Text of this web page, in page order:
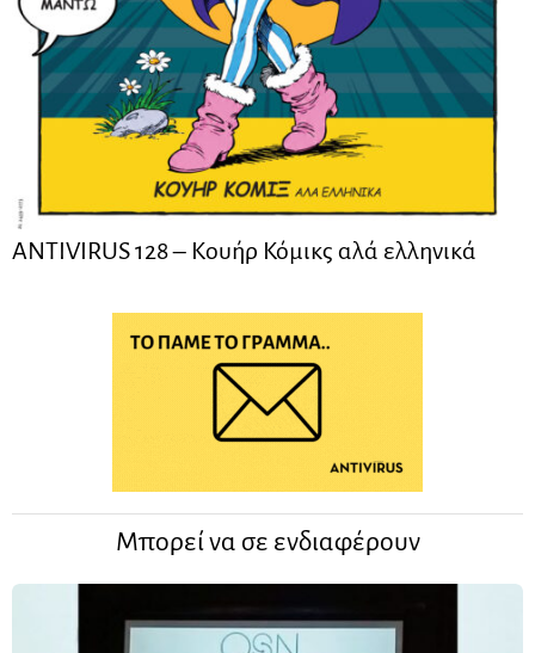
ANTIVIRUS 128 – Kουήρ Κόμικς αλά ελληνικά
Μπορεί να σε ενδιαφέρουν